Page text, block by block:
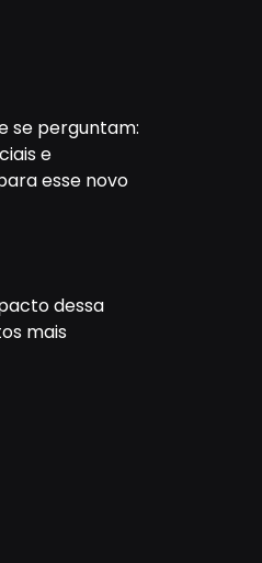
se perguntam:
e
esse novo
dessa
mais